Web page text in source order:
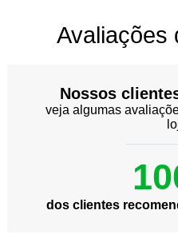
Avaliações
Nossos
veja algumas
dos clientes